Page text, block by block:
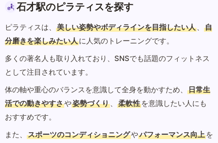
石才駅のピラティスを探す
ピラティスは、 美しい姿勢やボディラインを目指したい人 、
自
分磨きを楽しみたい人に人気のトレーニングです。
多くの著名人も取り入れており、SNSでも話題のフィットネス
として注目されています。
体の軸や重心のバランスを意識して全身を動かすため、
日常生
活での動きやすさや姿勢づくり 、 柔軟性 を意識したい人にも
おすすめです。
また、
スポーツのコンディショニングやパフォーマンス向上 を